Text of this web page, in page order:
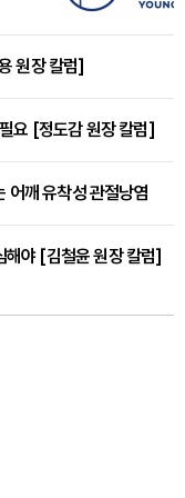
원장 칼럼]
요 [정도감 원장 칼럼]
깨 유착성 관절낭염
야 [김철윤 원장 칼럼]